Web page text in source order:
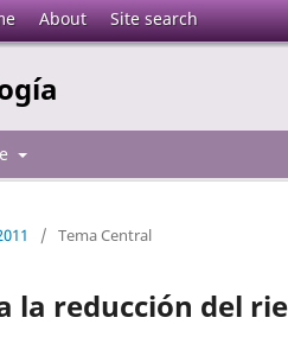
About Site search
/ Tema Central
la reducción del